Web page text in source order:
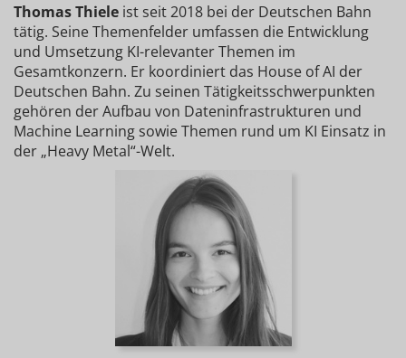
Thomas Thiele ist seit 2018 bei der Deutschen Bahn
tätig. Seine Themenfelder umfassen die Entwicklung
und Umsetzung KI-relevanter Themen im
Gesamtkonzern. Er koordiniert das House of AI der
Deutschen Bahn. Zu seinen Tätigkeitsschwerpunkten
gehören der Aufbau von Dateninfrastrukturen und
Machine Learning sowie Themen rund um KI Einsatz in
der „Heavy Metal“-Welt.